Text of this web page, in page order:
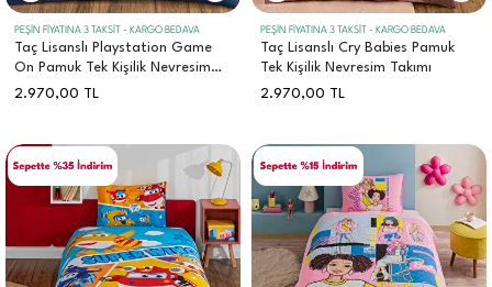
PEŞİN FİYATINA 3 TAKSİT - KARGO BEDAVA
Taç Lisanslı Playstation Game
On Pamuk Tek Kişilik Nevresim
Takımı
2.970,00 TL
PEŞİN FİYATINA 3 TAKSİT - KARGO BEDAVA
Taç Lisanslı Cry Babies Pamuk
Tek Kişilik Nevresim Takımı
2.970,00 TL